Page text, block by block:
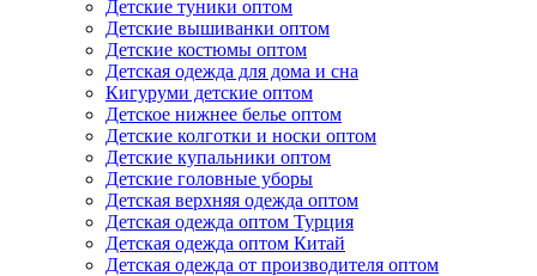
Детские туники оптом
Детские вышиванки оптом
Детские костюмы оптом
Детская одежда для дома и сна
Кигуруми детские оптом
Детское нижнее белье оптом
Детские колготки и носки оптом
Детские купальники оптом
Детские головные уборы
Детская верхняя одежда оптом
Детская одежда оптом Турция
Детская одежда оптом Китай
Детская одежда от производителя оптом